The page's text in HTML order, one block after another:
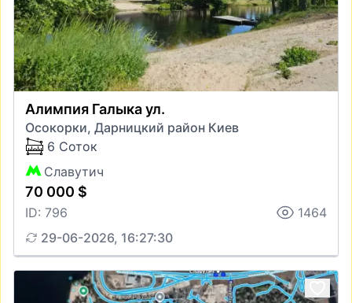
Алимпия Галыка ул.
Осокорки, Дарницкий район Киев
6 Соток
Славутич
70 000 $
ID: 796
1464
29-06-2026, 16:27:30